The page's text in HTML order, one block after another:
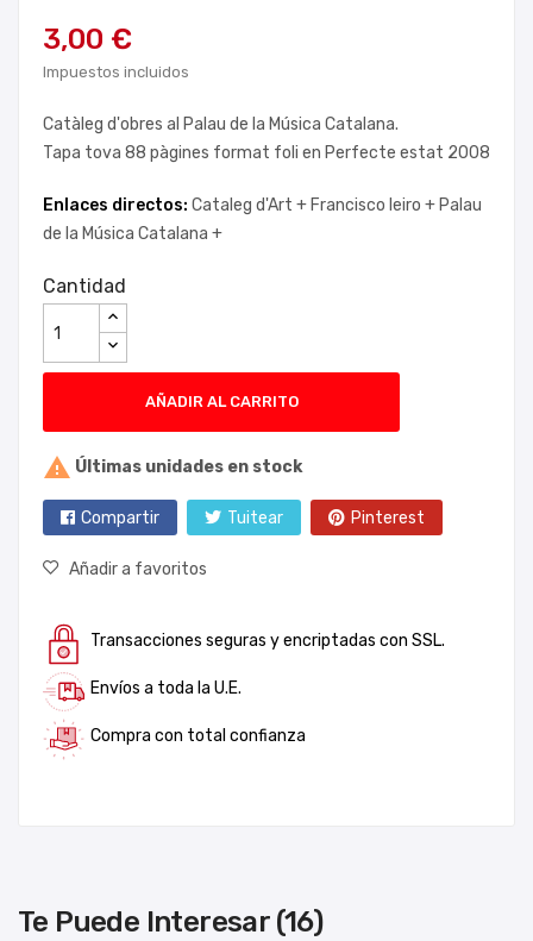
3,00 €
Impuestos incluidos
Catàleg d'obres al Palau de la Música Catalana.
Tapa tova 88 pàgines format foli en Perfecte estat 2008
Enlaces directos: Cataleg d'Art + Francisco leiro + Palau
de la Música Catalana +
Cantidad
AÑADIR AL CARRITO
 Últimas unidades en stock
Compartir Tuitear Pinterest
Añadir a favoritos
Transacciones seguras y encriptadas con SSL.
Envíos a toda la U.E.
Compra con total confianza
Te Puede Interesar (16)